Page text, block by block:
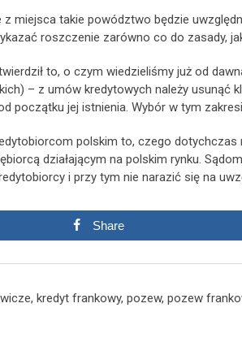
z miejsca takie powództwo będzie
roszczenie zarówno co do zasady,
to, o czym wiedzieliśmy już od
– z umów kredytowych należy usunąć
początku jej istnienia. Wybór w tym
polskim to, czego
działającym na polskim rynku.
i przy tym nie narazić się na
Share
, kredyt frankowy, pozew, pozew